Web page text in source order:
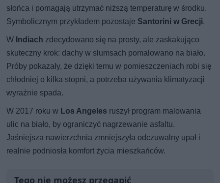
słońca i pomagają utrzymać niższą temperaturę w środku.
Symbolicznym przykładem pozostaje Santorini w Grecji.
W Indiach zdecydowano się na prosty, ale zaskakująco
skuteczny krok: dachy w slumsach pomalowano na biało.
Próby pokazały, że dzięki temu w pomieszczeniach robi się
chłodniej o kilka stopni, a potrzeba używania klimatyzacji
wyraźnie spada.
W 2017 roku w Los Angeles ruszył program malowania
ulic na biało, by ograniczyć nagrzewanie asfaltu.
Jaśniejsza nawierzchnia zmniejszyła odczuwalny upał i
realnie podniosła komfort życia mieszkańców.
Tego nie możesz przegapić